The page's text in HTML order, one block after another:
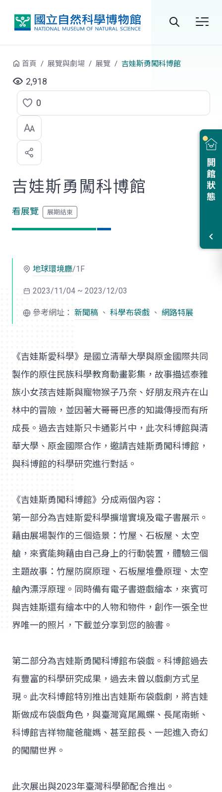
站
尋
開館狀態
首頁 展覽與劇場 展覽 吉娃斯勇闖科博館
2,918
點
選
喜
歡
0
吉娃斯勇闖科博館
看展覽
地球環境廳/1F
2023/11/04 ~ 2023/12/03
參考網址： 新聞稿 、 科學布袋戲 、 網路特展
《吉娃斯愛科學》是國立清華大學與原金國際共同
製作的原住民族科學教育動畫影集，故事描述泰雅
族小女孩吉娃斯與寵物猴子乃奈、好朋友飛卉在山
林中的冒險，並因著大哥哥巴彥的知識傳授而有所
成長。過去吉娃斯只卡通影片中，此次科博館與清
華大學、原金國際合作，邀請吉娃斯勇闖科博館，
與科博館的科學研究進行對話。
《吉娃斯勇闖科博館》分成兩個內容：
第一部分為吉娃斯愛科學擴增實境及電子書展示。
藉由展場製作的三個造景：竹屋、石板屋、太空
艙，來賓能夠藉由自己身上的行動裝置，體驗三個
主題故事：竹屋防腐原理、石板屋堆疊原理、太空
艙內漂浮原理。同時備有電子書遊戲繪本，來賓可
與吉娃斯還有繪本中的人物和物件，創作一張全世
界唯一的照片，下載並分享到您的臉書。
第二部分為吉娃斯勇闖科博館布袋戲。科博館過去
有豐富的科學研究成果，過去未曾以戲劇方式呈
現。此次科博館特別推出吉娃斯布袋戲劇，將吉娃
斯做成布袋戲角色，與臺灣寬尾鳳蝶、長尾南蜥、
科博館吉祥物龍爸龍媽、甚至館長、一起進入奇幻
的闖關世界。
此次展出與2023年臺灣科學節配合推出。